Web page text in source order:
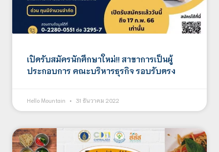
เปิดรับสมัครนักศึกษาใหม่!! สาขาการเป็นผู้
ประกอบการ คณะบริหารธุรกิจ รอบรับตรง
Hello Mountain 31 ธันวาคม 2022